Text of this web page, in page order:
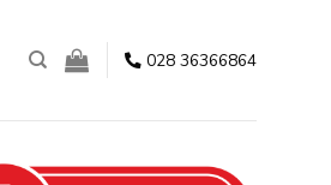
028 36366864